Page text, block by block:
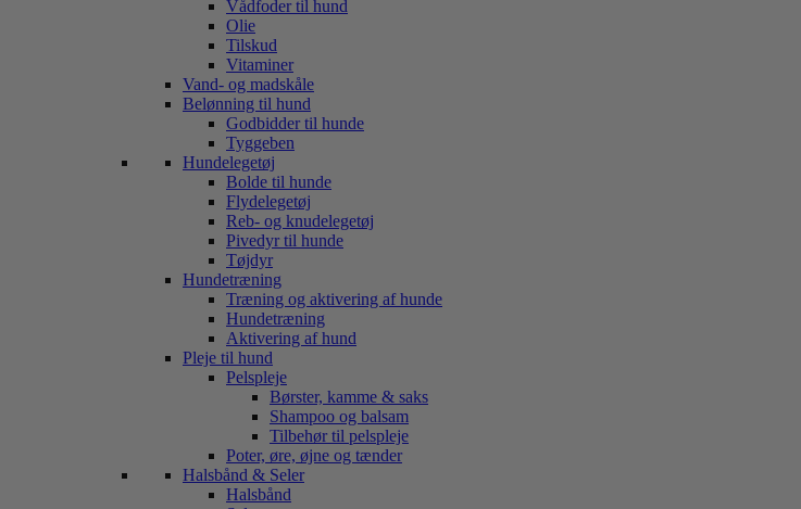
Vådfoder til hund
Olie
Tilskud
Vitaminer
Vand- og madskåle
Belønning til hund
Godbidder til hunde
Tyggeben
Hundelegetøj
Bolde til hunde
Flydelegetøj
Reb- og knudelegetøj
Pivedyr til hunde
Tøjdyr
Hundetræning
Træning og aktivering af hunde
Hundetræning
Aktivering af hund
Pleje til hund
Pelspleje
Børster, kamme & saks
Shampoo og balsam
Tilbehør til pelspleje
Poter, øre, øjne og tænder
Halsbånd & Seler
Halsbånd